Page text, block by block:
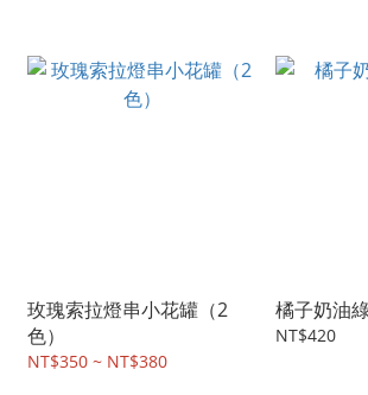
玫瑰索拉燈串小花罐（2
色）
NT$350 ~ NT$380
橘子奶油
NT$420